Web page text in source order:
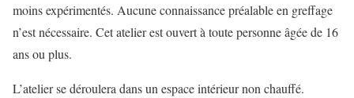
moins expérimentés. Aucune connaissance préalable en greffage
n’est nécessaire. Cet atelier est ouvert à toute personne âgée de 16
ans ou plus.
L’atelier se déroulera dans un espace intérieur non chauffé.